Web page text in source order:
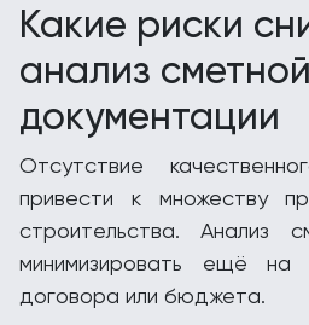
Какие риски
анализ сметной
документации
Отсутствие
привести к множеству
строительства. Анализ
минимизировать ещё на
договора или бюджета.